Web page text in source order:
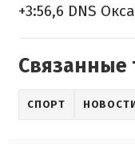
+3:56,6 DNS
Связанные
СПОРТ